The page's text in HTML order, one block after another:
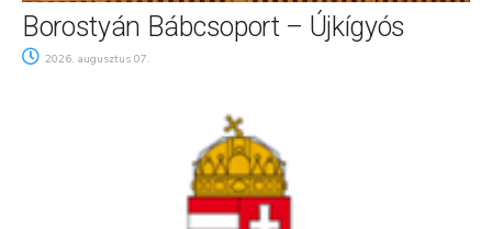
Borostyán Bábcsoport – Újkígyós
2026. augusztus 07.